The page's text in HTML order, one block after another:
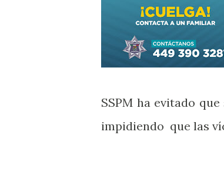
SSPM ha evitado
impidiendo que las